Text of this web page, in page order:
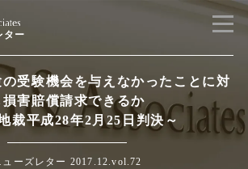
ター
受験機会を与えなかったことに対
損害賠償請求できるか
裁平成28年2月25日判決～
ューズレター 2017.12.vol.72